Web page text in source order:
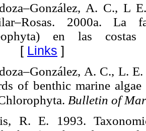
A. C., L
2000a. La
en las
Links ]
A. C., L.
of benthic marine
Bulletin of
R. E. 1993.